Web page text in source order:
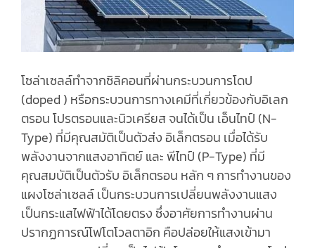
โซล่าเซลล์ทำจากซิลิคอนที่ผ่านกระบวนการโดป
(doped ) หรือกระบวนการทางเคมีที่เกี่ยวข้องกับอิเลก
ตรอน โปรตรอนและนิวเครียส จนได้เป็น เอ็นไทป์ (N-
Type) ที่มีคุณสมัติเป็นตัวส่ง อิเล็กตรอน เมื่อได้รับ
พลังงานจากแสงอาทิตย์ และ พีไทป์ (P-Type) ที่มี
คุณสมบัติเป็นตัวรับ อิเล็กตรอน หลัก ๆ การทำงานของ
แผงโซล่าเซลล์ เป็นกระบวนการเปลี่ยนพลังงานแสง
เป็นกระแสไฟฟ้าได้โดยตรง ซึ่งอาศัยการทำงานผ่าน
ปรากฏการณ์โฟโตโวลตาอิก คือปล่อยให้แสงเข้ามา